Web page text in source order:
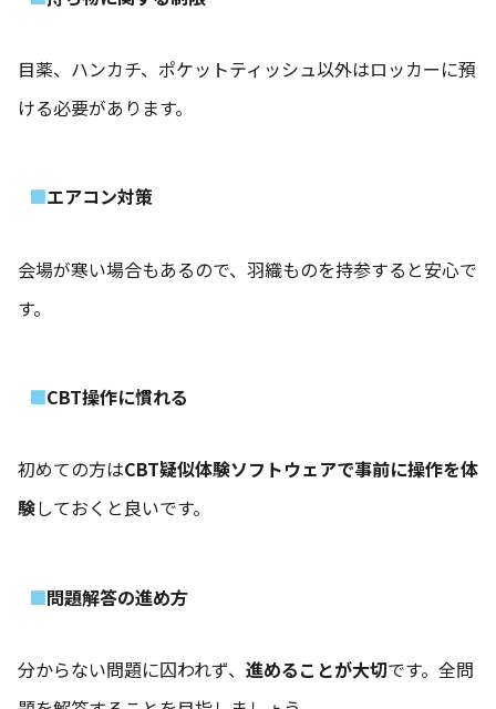
目薬、ハンカチ、ポケットティッシュ以外はロッカーに預
ける必要があります。
エアコン対策
会場が寒い場合もあるので、羽織ものを持参すると安心で
す。
CBT操作に慣れる
初めての方はCBT疑似体験ソフトウェアで事前に操作を体
験しておくと良いです。
問題解答の進め方
分からない問題に囚われず、 進めることが大切です。全問